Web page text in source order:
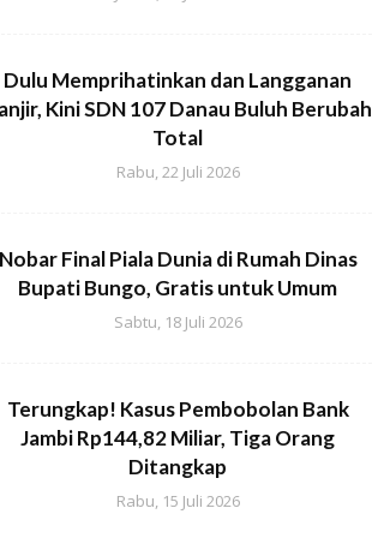
Dulu Memprihatinkan dan Langganan
Kini SDN 107 Danau Buluh Berubah
Total
Rabu, 22 Juli 2026
Final Piala Dunia di Rumah Dinas
Bupati Bungo, Gratis untuk Umum
Sabtu, 18 Juli 2026
Terungkap! Kasus Pembobolan Bank
Jambi Rp144,82 Miliar, Tiga Orang
Ditangkap
Rabu, 15 Juli 2026